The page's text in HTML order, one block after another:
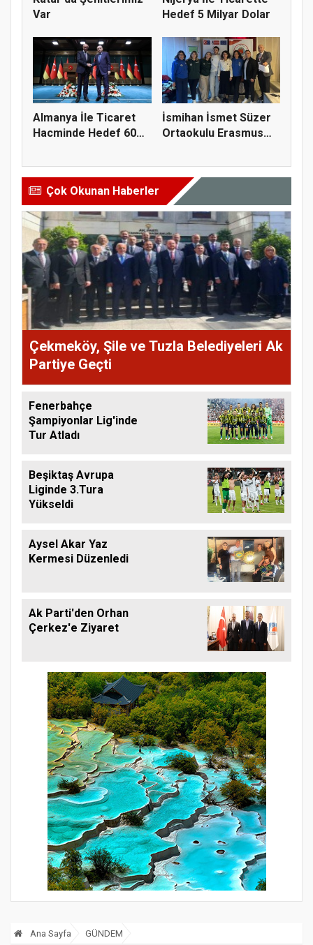
Var
Hedef 5 Milyar Dolar
Almanya İle Ticaret
Hacminde Hedef 60
İsmihan İsmet Süzer
Ortaokulu Erasmus
Çok Okunan Haberler
Çekmeköy, Şile ve Tuzla Belediyeleri Ak
Partiye Geçti
Fenerbahçe
Şampiyonlar Lig'inde
Tur Atladı
Beşiktaş Avrupa
Liginde 3.Tura
Yükseldi
Aysel Akar Yaz
Kermesi Düzenledi
Ak Parti'den Orhan
Çerkez'e Ziyaret
Ana Sayfa GÜNDEM